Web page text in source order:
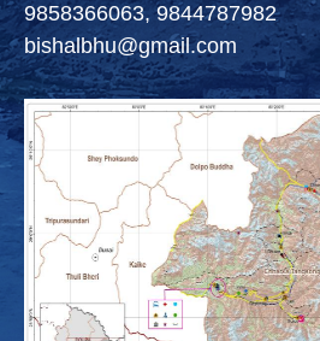
9858366063, 9844787982
bishalbhu@gmail.com